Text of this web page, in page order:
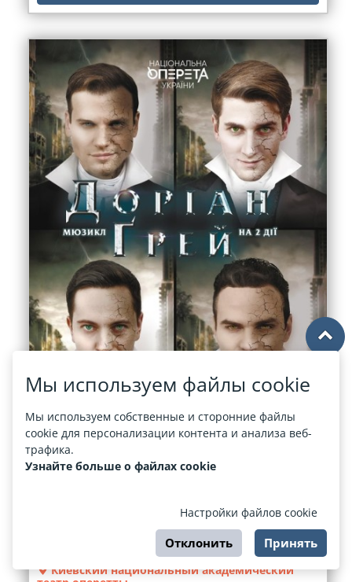
Мы используем файлы cookie
Мы используем собственные и сторонние файлы
cookie для персонализации контента и анализа веб-
трафика.
Узнайте больше о файлах cookie
Настройки файлов cookie
Отклонить Принять
Киевский национальный академический